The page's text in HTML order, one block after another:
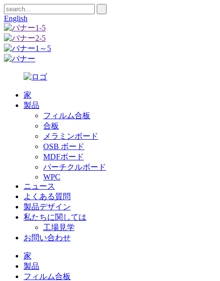
English
家
製品
フィルム合板
合板
メラミンボード
OSB ボード
MDFボード
パーチクルボード
WPC
ニュース
よくある質問
製品デザイン
私たちに関しては
工場見学
お問い合わせ
家
製品
フィルム合板